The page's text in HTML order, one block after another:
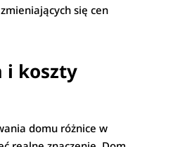
się cen
i koszty
domu różnice w